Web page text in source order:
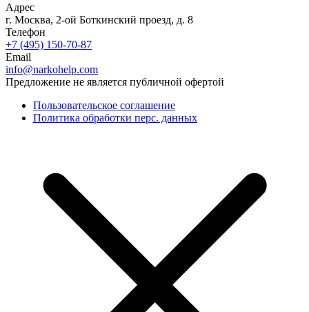
Адрес
г. Москва, 2-ой Боткинский проезд, д. 8
Телефон
+7 (495) 150-70-87
Email
info@narkohelp.com
Предложение не является публичной офертой
Пользовательское соглашение
Политика обработки перс. данных